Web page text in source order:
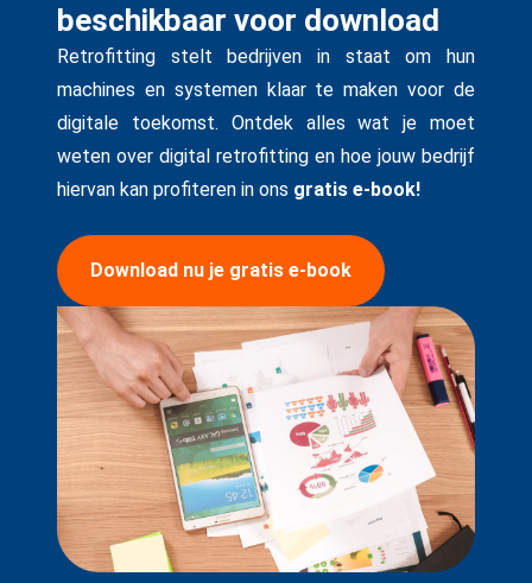
beschikbaar voor download
Retrofitting stelt bedrijven in staat om hun
machines en systemen klaar te maken voor de
digitale toekomst. Ontdek alles wat je moet
weten over digital retrofitting en hoe jouw bedrijf
hiervan kan profiteren in ons gratis e-book!
Download nu je gratis e-book